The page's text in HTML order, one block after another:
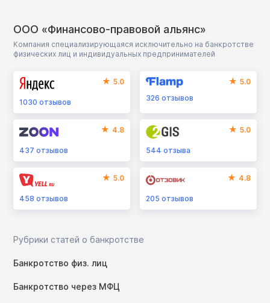
ООО «Финансово-правовой альянс»
Компания специализирующаяся исключительно на банкротстве
физических лиц и индивидуальных предпринимателей
5.0
1030 отзывов
5.0
326отзывов
4.8
437 отзывов
5.0
544отзыва
5.0
458 отзывов
4.8
205отзывов
Рубрики статей о банкротстве
Банкротство физ. лиц
Банкротство через МФЦ